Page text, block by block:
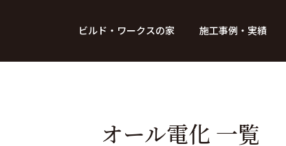
ビルド・ワークスの家 施工事例・実績
オール電化 一覧